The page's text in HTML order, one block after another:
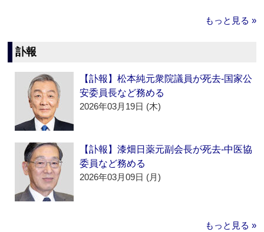
もっと見る »
訃報
【訃報】松本純元衆院議員が死去‐国家公
安委員長など務める
2026年03月19日 (木)
【訃報】漆畑日薬元副会長が死去‐中医協
委員など務める
2026年03月09日 (月)
もっと見る »